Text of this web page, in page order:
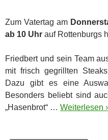
Zum Vatertag am
ab 10 Uhr auf Rottenburgs
Friedbert und sein Team
mit frisch gegrillten
Dazu gibt es eine
Besonders beliebt sind
„Hasenbrot“ … Weiterlesen